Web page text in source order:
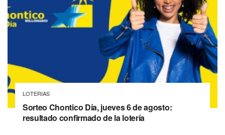
LOTERIAS
Sorteo Chontico Día, jueves 6 de agosto:
resultado confirmado de la lotería